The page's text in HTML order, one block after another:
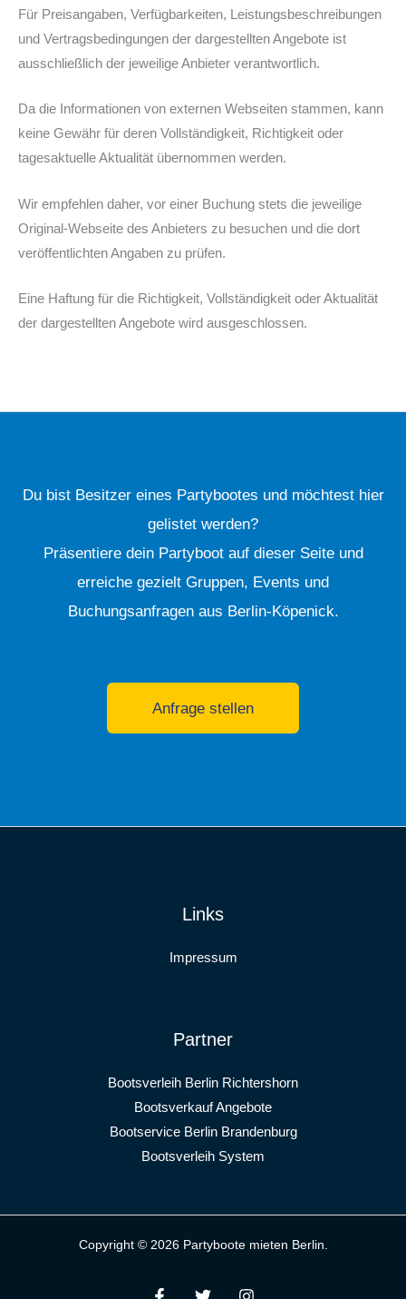
Für Preisangaben, Verfügbarkeiten, Leistungsbeschreibungen
und Vertragsbedingungen der dargestellten Angebote ist
ausschließlich der jeweilige Anbieter verantwortlich.
Da die Informationen von externen Webseiten stammen, kann
keine Gewähr für deren Vollständigkeit, Richtigkeit oder
tagesaktuelle Aktualität übernommen werden.
Wir empfehlen daher, vor einer Buchung stets die jeweilige
Original-Webseite des Anbieters zu besuchen und die dort
veröffentlichten Angaben zu prüfen.
Eine Haftung für die Richtigkeit, Vollständigkeit oder Aktualität
der dargestellten Angebote wird ausgeschlossen.
Du bist Besitzer eines Partybootes und möchtest hier
gelistet werden?
Präsentiere dein Partyboot auf dieser Seite und
erreiche gezielt Gruppen, Events und
Buchungsanfragen aus Berlin-Köpenick.
Anfrage stellen
Links
Impressum
Partner
Bootsverleih Berlin Richtershorn
Bootsverkauf Angebote
Bootservice Berlin Brandenburg
Bootsverleih System
Copyright © 2026 Partyboote mieten Berlin.